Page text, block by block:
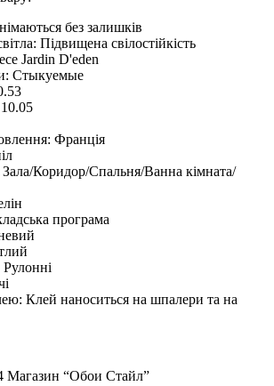
без залишків
Підвищена свілостійкість
Jardin D'eden
Стыкуемые
10.05
Франція
Зала/Коридор/Спальня/Ванна кімната/
програма
Рулонні
Клей наноситься на шпалери та на
Магазин “Обои Стайл”